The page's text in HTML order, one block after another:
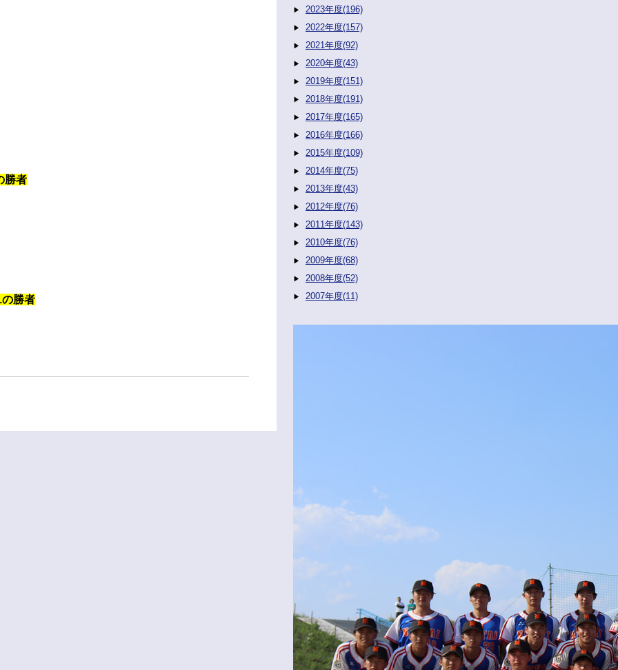
者
勝者
2023年度(196)
2022年度(157)
2021年度(92)
2020年度(43)
2019年度(151)
2018年度(191)
2017年度(165)
2016年度(166)
2015年度(109)
2014年度(75)
2013年度(43)
2012年度(76)
2011年度(143)
2010年度(76)
2009年度(68)
2008年度(52)
2007年度(11)